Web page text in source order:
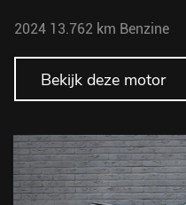
2024 13.762 km Benzine
Bekijk deze motor